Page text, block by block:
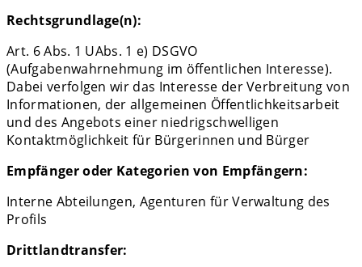
Rechtsgrundlage(n):
Art. 6 Abs. 1 UAbs. 1 e) DSGVO
(Aufgabenwahrnehmung im öffentlichen Interesse).
Dabei verfolgen wir das Interesse der Verbreitung von
Informationen, der allgemeinen Öffentlichkeitsarbeit
und des Angebots einer niedrigschwelligen
Kontaktmöglichkeit für Bürgerinnen und Bürger
Empfänger oder Kategorien von Empfängern:
Interne Abteilungen, Agenturen für Verwaltung des
Profils
Drittlandtransfer: